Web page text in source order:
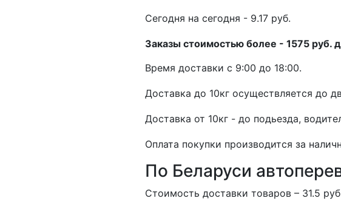
Cегодня на сегодня - 9.17 руб.
Заказы стоимостью более - 1575 руб.
Время доставки с 9:00 до 18:00.
Доставка до 10кг осуществляется до
Доставка от 10кг - до подьезда,
Оплата покупки производится за
По Беларуси
Стоимость доставки товаров – 31.5